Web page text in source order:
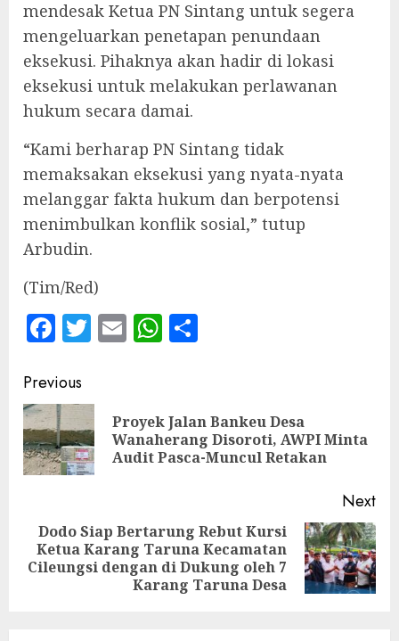
mendesak Ketua PN Sintang untuk segera
mengeluarkan penetapan penundaan
eksekusi. Pihaknya akan hadir di lokasi
eksekusi untuk melakukan perlawanan
hukum secara damai.
“Kami berharap PN Sintang tidak
memaksakan eksekusi yang nyata-nyata
melanggar fakta hukum dan berpotensi
menimbulkan konflik sosial,” tutup
Arbudin.
(Tim/Red)
Facebook
Twitter
EmailWhatsApp
Continue
Reading
Previous
Proyek Jalan Bankeu Desa
Wanaherang Disoroti, AWPI Minta
Audit Pasca-Muncul Retakan
Next
Next
post:
Dodo Siap Bertarung Rebut Kursi
Ketua Karang Taruna Kecamatan
Cileungsi dengan di Dukung oleh 7
Karang Taruna Desa